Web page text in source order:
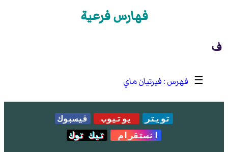
فهارس فرعية
ف
☰ فيرتيان ماي
تويتر يوتيوب
فيسبوك
انستقرام
تيك توك